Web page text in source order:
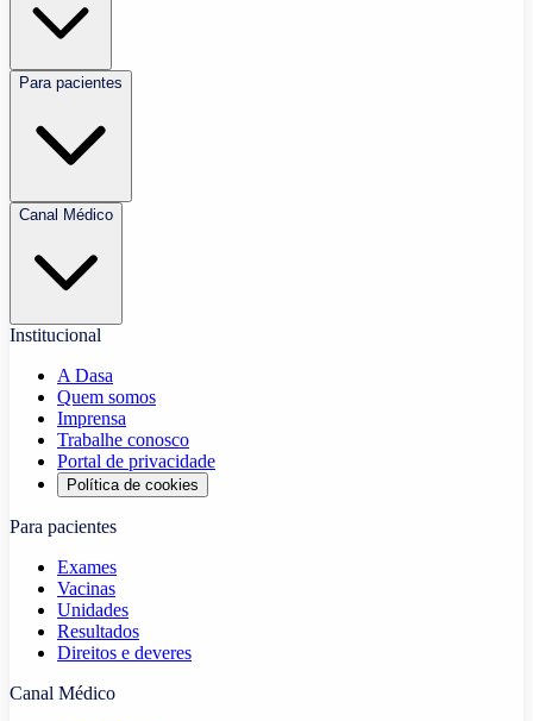
Para pacientes
Canal Médico
Institucional
A Dasa
Quem somos
Imprensa
Trabalhe conosco
Portal de privacidade
Política de cookies
Para pacientes
Exames
Vacinas
Unidades
Resultados
Direitos e deveres
Canal Médico